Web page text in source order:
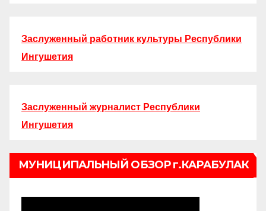
Заслуженный работник культуры Республики
Ингушетия
Заслуженный журналист Республики
Ингушетия
МУНИЦИПАЛЬНЫЙ ОБЗОР г.КАРАБУЛАК